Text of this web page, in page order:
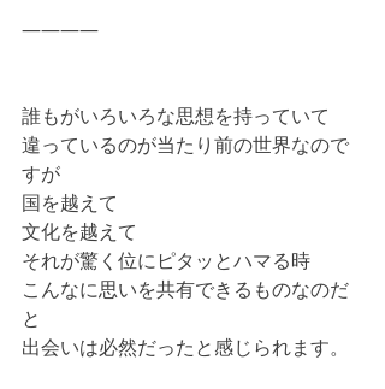
――――
誰もがいろいろな思想を持っていて
違っているのが当たり前の世界なので
すが
国を越えて
文化を越えて
それが驚く位にピタッとハマる時
こんなに思いを共有できるものなのだ
と
出会いは必然だったと感じられます。